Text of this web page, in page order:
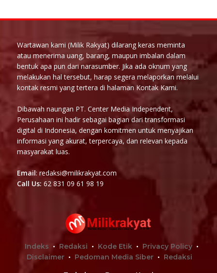
Wartawan kami (Milik Rakyat) dilarang keras meminta
atau menerima uang, barang, maupun imbalan dalam
bentuk apa pun dari narasumber. Jika ada oknum yang
melakukan hal tersebut, harap segera melaporkan melalui
kontak resmi yang tertera di halaman Kontak Kami.
Dibawah naungan PT. Center Media Independent,
Perusahaan ini hadir sebagai bagian dari transformasi
digital di Indonesia, dengan komitmen untuk menyajikan
informasi yang akurat, terpercaya, dan relevan kepada
masyarakat luas.
Email: redaksi@milikrakyat.com
Call Us: 62 831 09 61 98 19
Indeks Redaksi Kode Etik
Privacy Policy
Disclaimer
Pedoman Media Siber Redaksi